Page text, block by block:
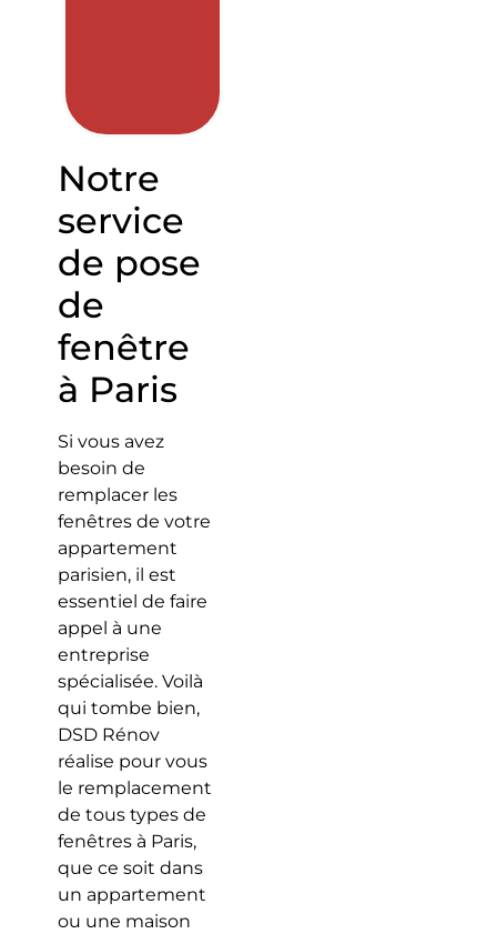
Notre
service
de pose
de
fenêtre
à Paris
Si vous avez
besoin de
remplacer les
fenêtres de votre
appartement
parisien, il est
essentiel de faire
appel à une
entreprise
spécialisée. Voilà
qui tombe bien,
DSD Rénov
réalise pour vous
le remplacement
de tous types de
fenêtres à Paris,
que ce soit dans
un appartement
ou une maison